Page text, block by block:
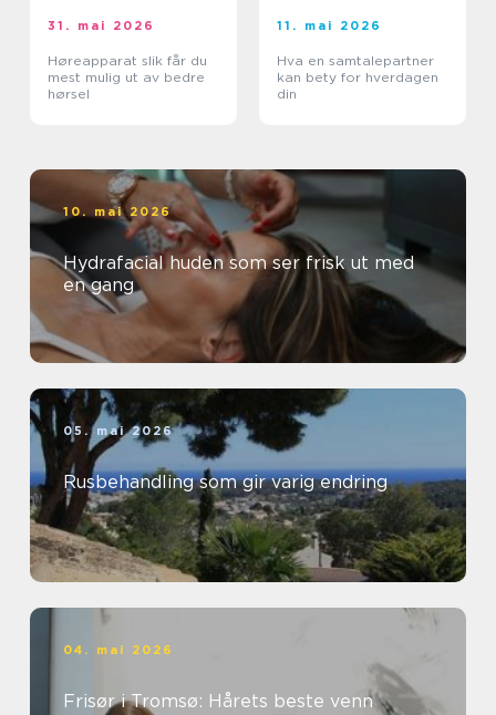
31. mai 2026
Høreapparat slik får du
mest mulig ut av bedre
hørsel
11. mai 2026
Hva en samtalepartner
kan bety for hverdagen
din
10. mai 2026
Hydrafacial huden som ser frisk ut med
en gang
05. mai 2026
Rusbehandling som gir varig endring
04. mai 2026
Frisør i Tromsø: Hårets beste venn